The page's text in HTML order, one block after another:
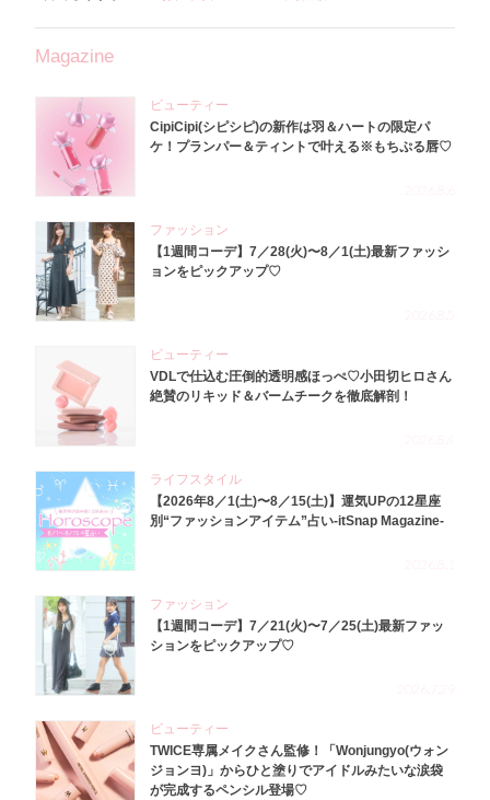
Magazine
ビューティー
CipiCipi(シピシピ)の新作は羽＆ハートの限定パ
ケ！プランパー＆ティントで叶える※もちぷる唇♡
ファッション
【1週間コーデ】7／28(火)〜8／1(土)最新ファッシ
ョンをピックアップ♡
ビューティー
VDLで仕込む圧倒的透明感ほっぺ♡小田切ヒロさん
絶賛のリキッド＆バームチークを徹底解剖！
ライフスタイル
【2026年8／1(土)〜8／15(土)】運気UPの12星座
別“ファッションアイテム”占い-itSnap Magazine-
ファッション
【1週間コーデ】7／21(火)〜7／25(土)最新ファッ
ションをピックアップ♡
ビューティー
TWICE専属メイクさん監修！「Wonjungyo(ウォン
ジョンヨ)」からひと塗りでアイドルみたいな涙袋
が完成するペンシル登場♡